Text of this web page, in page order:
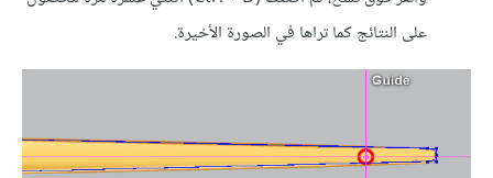
على النتائج كما تراها في الصورة الأخيرة.